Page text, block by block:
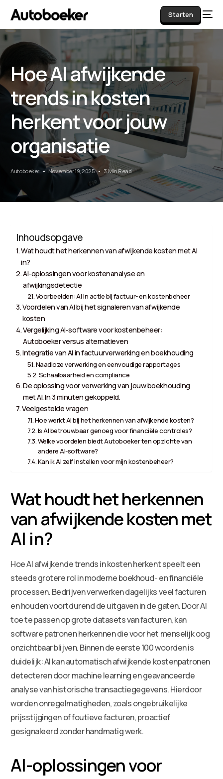
Starten
Hoe AI afwijkende
trends in kosten
herkent voor jouw
organisatie
Autoboeker November 19, 2025 3 Min Read
Inhoudsopgave
Wat houdt het herkennen van afwijkende kosten met AI
in?
AI-oplossingen voor kostenanalyse en
afwijkingsdetectie
Voorbeelden: AI in actie bij factuur- en kostenbeheer
Voordelen van AI bij het signaleren van afwijkende
kosten
Vergelijking AI-software voor kostenbeheer:
Autoboeker versus alternatieven
Integratie van AI in factuurverwerking en boekhouding
Naadloze verwerking en eenvoudige rapportages
Schaalbaarheid en compliance
De oplossing voor verwerking van jouw boekhouding
met AI. In 3 minuten gekoppeld.
Veelgestelde vragen
Hoe werkt AI bij het herkennen van afwijkende kosten?
Is AI betrouwbaar genoeg voor financiële controles?
Welke voordelen biedt Autoboeker ten opzichte van
andere AI-software?
Kan ik AI zelf instellen voor mijn kostenbeheer?
Wat houdt het herkennen
van afwijkende kosten met
AI in?
Hoe AI afwijkende trends in kosten herkent speelt een
steeds grotere rol in moderne boekhoud- en financiële
processen. Bedrijven verwerken dagelijks veel facturen
en houden voortdurend de uitgaven in de gaten. Door AI
toe te passen op grote datasets van facturen, kan
software patronen herkennen die voor het menselijk oog
onzichtbaar blijven. Binnen de eerste 100 woorden is
duidelijk: AI kan automatisch afwijkende kostenpatronen
detecteren door machine learning en geavanceerde
analyse van historische transactiegegevens. Hierdoor
worden onregelmatigheden, zoals ongebruikelijke
prijsstijgingen of foutieve facturen, proactief
gesignaleerd zonder handmatig werk.
AI-oplossingen voor
AI